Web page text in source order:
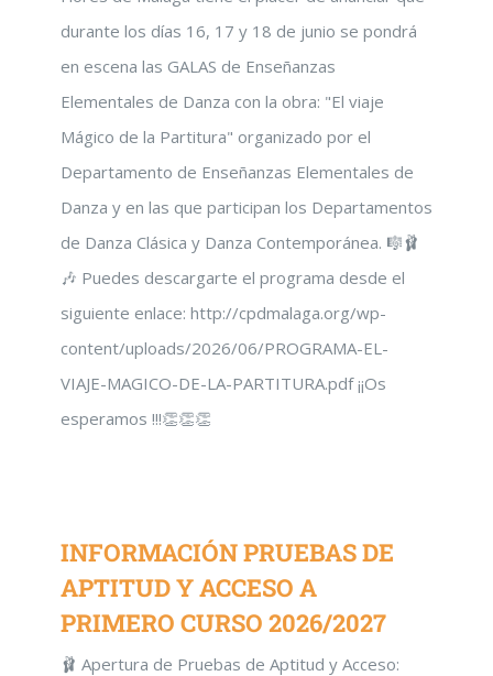
durante los días 16, 17 y 18 de junio se pondrá
en escena las GALAS de Enseñanzas
Elementales de Danza con la obra: "El viaje
Mágico de la Partitura" organizado por el
Departamento de Enseñanzas Elementales de
Danza y en las que participan los Departamentos
de Danza Clásica y Danza Contemporánea. 🎼🩰
🎶 Puedes descargarte el programa desde el
siguiente enlace: http://cpdmalaga.org/wp-
content/uploads/2026/06/PROGRAMA-EL-
VIAJE-MAGICO-DE-LA-PARTITURA.pdf ​¡¡Os
esperamos !!!👏👏👏
INFORMACIÓN PRUEBAS DE
APTITUD Y ACCESO A
PRIMERO CURSO 2026/2027
🩰 Apertura de Pruebas de Aptitud y Acceso: